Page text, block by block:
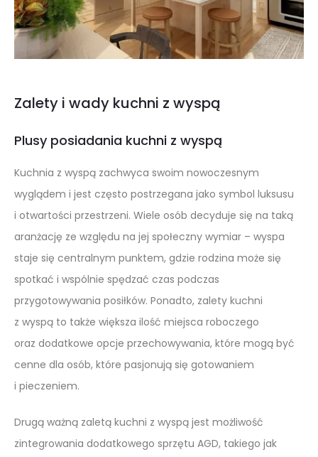
Zalety i wady kuchni z wyspą
Plusy posiadania kuchni z wyspą
Kuchnia z wyspą zachwyca swoim nowoczesnym
wyglądem i jest często postrzegana jako symbol luksusu
i otwartości przestrzeni. Wiele osób decyduje się na taką
aranżację ze względu na jej społeczny wymiar – wyspa
staje się centralnym punktem, gdzie rodzina może się
spotkać i wspólnie spędzać czas podczas
przygotowywania posiłków. Ponadto, zalety kuchni
z wyspą to także większa ilość miejsca roboczego
oraz dodatkowe opcje przechowywania, które mogą być
cenne dla osób, które pasjonują się gotowaniem
i pieczeniem.
Drugą ważną zaletą kuchni z wyspą jest możliwość
zintegrowania dodatkowego sprzętu AGD, takiego jak